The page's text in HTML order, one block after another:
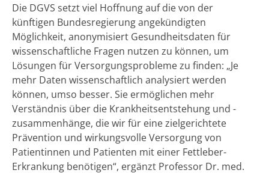
Die DGVS setzt viel Hoffnung auf die von der
künftigen Bundesregierung angekündigten
Möglichkeit, anonymisiert Gesundheitsdaten für
wissenschaftliche Fragen nutzen zu können, um
Lösungen für Versorgungsprobleme zu finden: „Je
mehr Daten wissenschaftlich analysiert werden
können, umso besser. Sie ermöglichen mehr
Verständnis über die Krankheitsentstehung und -
zusammenhänge, die wir für eine zielgerichtete
Prävention und wirkungsvolle Versorgung von
Patientinnen und Patienten mit einer Fettleber-
Erkrankung benötigen“, ergänzt Professor Dr. med.